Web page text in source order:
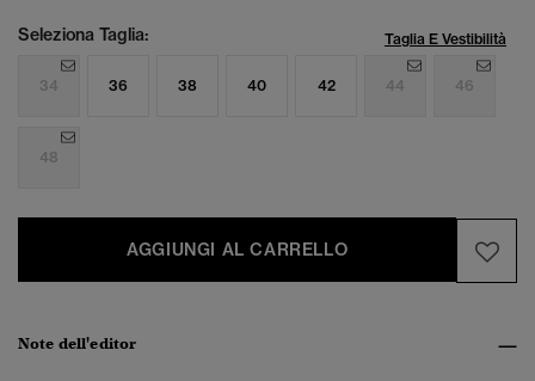
Seleziona Taglia: Taglia E Vestibilità
34 36 38 40 42 44 46
48
AGGIUNGI AL CARRELLO
Note dell'editor